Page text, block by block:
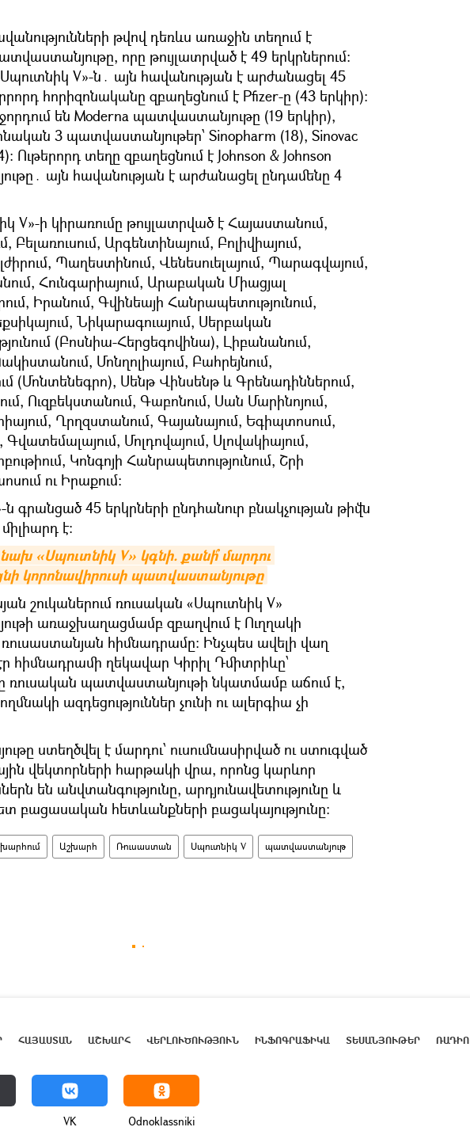
թվով դեռևս առաջին տեղում է
որը թույլատրված է 49 երկրներում։
V»-ն․ այն հավանության է արժանացել 45
հորիզոնականը զբաղեցնում է Pfizer-ը (43 երկիր)։
են Moderna պատվաստանյութը (19 երկիր),
3 պատվաստանյութեր՝ Sinopharm (18), Sinovac
Ութերորդ տեղը զբաղեցնում է Johnson & Johnson
այն հավանության է արժանացել ընդամենը 4
V»-ի կիրառումը թույլատրված է Հայաստանում,
Բելառուսում, Արգենտինայում, Բոլիվիայում,
Պաղեստինում, Վենեսուելայում, Պարագվայում,
Հունգարիայում, Արաբական Միացյալ
Իրանում, Գվինեայի Հանրապետությունում,
Նիկարագուայում, Սերբական
(Բոսնիա-Հերցեգովինա), Լիբանանում,
Մոնղոլիայում, Բահրեյնում,
(Մոնտենեգրո), Սենթ Վինսենթ և Գրենադիններում,
Ուզբեկստանում, Գաբոնում, Սան Մարինոյում,
Ղրղզստանում, Գայանայում, Եգիպտոսում,
Գվատեմալայում, Մոլդովայում, Սլովակիայում,
Կոնգոյի Հանրապետությունում, Շրի
ու Իրաքում։
գրանցած 45 երկրների ընդհանուր բնակչության թիվն
է։
«Սպուտնիկ V» կգնի. քանի՞ մարդու
կորոնավիրուսի պատվաստանյութը
շուկաներում ռուսական «Սպուտնիկ V»
առաջխաղացմամբ զբաղվում է Ուղղակի
ռուսաստանյան հիմնադրամը։ Ինչպես ավելի վաղ
հիմնադրամի ղեկավար Կիրիլ Դմիտրիևը՝
ռուսական պատվաստանյութի նկատմամբ աճում է,
ազդեցություններ չունի ու ալերգիա չի
ստեղծվել է մարդու՝ ուսումնասիրված ու ստուգված
վեկտորների հարթակի վրա, որոնց կարևոր
են անվտանգությունը, արդյունավետությունը և
բացասական հետևանքների բացակայությունը։
Աշխարհ Ռուսաստան Սպուտնիկ V պատվաստանյութ
ՀԱՅԱՍՏԱՆ ԱՇԽԱՐՀ ՎԵՐԼՈՒԾՈՒԹՅՈՒՆ ԻՆՖՈԳՐԱՖԻԿԱ ՏԵՍԱՆՅՈՒԹԵՐ ՌԱԴԻՈ
VK Odnoklassniki